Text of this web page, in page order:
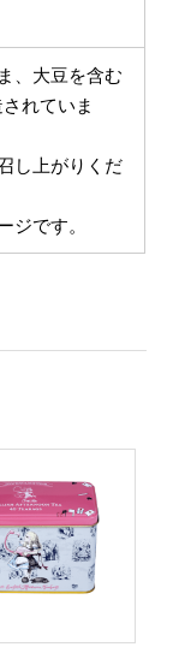
、大豆を含む
れていま
し上がりくだ
ジです。